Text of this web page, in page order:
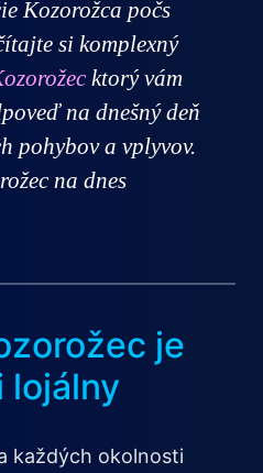
Kozorožca počs
si komplexný
ktorý vám
na dnešný deň
pohybov a vplyvov.
na dnes
je
lojálny
každých okolnosti